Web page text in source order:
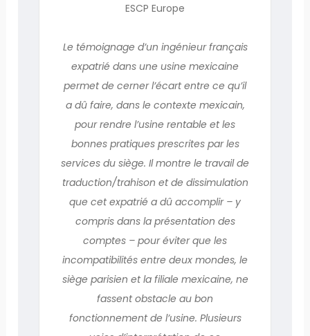
ESCP Europe
Le témoignage d’un ingénieur français
expatrié dans une usine mexicaine
permet de cerner l’écart entre ce qu’il
a dû faire, dans le contexte mexicain,
pour rendre l’usine rentable et les
bonnes pratiques prescrites par les
services du siège. Il montre le travail de
traduction/trahison et de dissimulation
que cet expatrié a dû accomplir – y
compris dans la présentation des
comptes – pour éviter que les
incompatibilités entre deux mondes, le
siège parisien et la filiale mexicaine, ne
fassent obstacle au bon
fonctionnement de l’usine. Plusieurs